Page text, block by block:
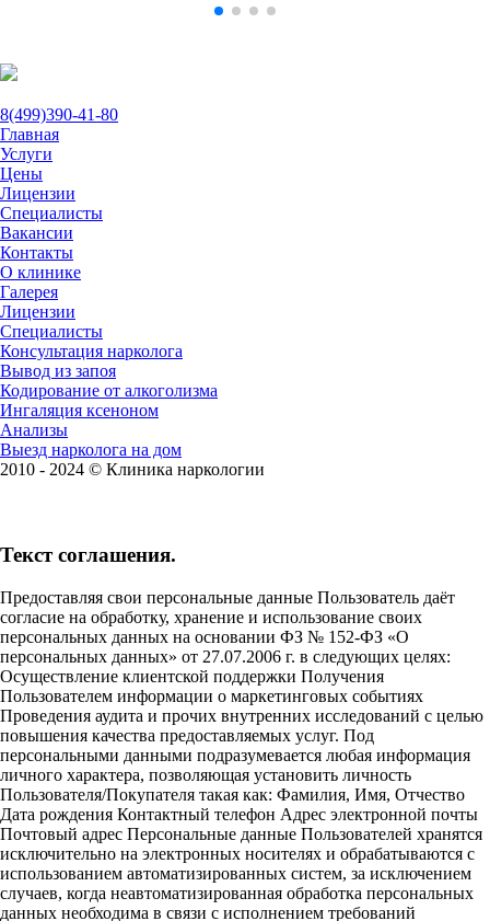
8(499)390-41-80
Главная
Услуги
Цены
Лицензии
Специалисты
Вакансии
Контакты
О клинике
Галерея
Лицензии
Специалисты
Консультация нарколога
Вывод из запоя
Кодирование от алкоголизма
Ингаляция ксеноном
Анализы
Выезд нарколога на дом
2010 - 2024 © Клиника наркологии
Текст соглашения.
Предоставляя свои персональные данные Пользователь даёт
согласие на обработку, хранение и использование своих
персональных данных на основании ФЗ № 152-ФЗ «О
персональных данных» от 27.07.2006 г. в следующих целях:
Осуществление клиентской поддержки Получения
Пользователем информации о маркетинговых событиях
Проведения аудита и прочих внутренних исследований с целью
повышения качества предоставляемых услуг. Под
персональными данными подразумевается любая информация
личного характера, позволяющая установить личность
Пользователя/Покупателя такая как: Фамилия, Имя, Отчество
Дата рождения Контактный телефон Адрес электронной почты
Почтовый адрес Персональные данные Пользователей хранятся
исключительно на электронных носителях и обрабатываются с
использованием автоматизированных систем, за исключением
случаев, когда неавтоматизированная обработка персональных
данных необходима в связи с исполнением требований